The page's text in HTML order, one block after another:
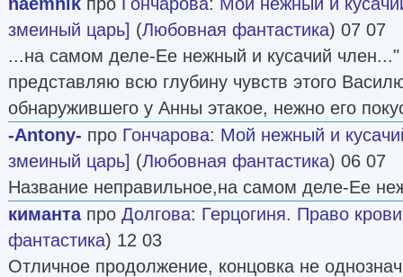
змеиный царь] (Любовная фантастика) 07 07
...на самом деле-Ее нежный и кусачий член..."
представляю всю глубину чувств этого
обнаружившего у Анны этакое, нежно его
-Antony- про Гончарова: Мой нежный и
змеиный царь] (Любовная фантастика) 06 07
Название неправильное,на самом деле-Ее
кимантапро Долгова: Герцогиня. Право
фантастика) 12 03
Отличное продолжение, концовка не